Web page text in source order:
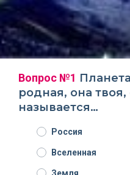
Вопрос №1
родная, она
называется…
Россия
Вселенная